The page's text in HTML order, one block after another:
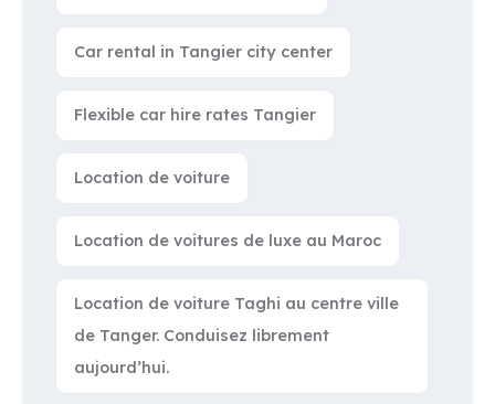
Car rental in Tangier city center
Flexible car hire rates Tangier
Location de voiture
Location de voitures de luxe au Maroc
Location de voiture Taghi au centre ville
de Tanger. Conduisez librement
aujourd’hui.